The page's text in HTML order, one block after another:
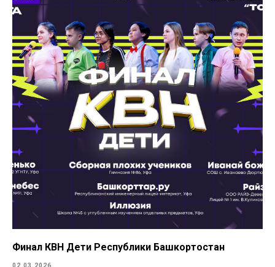
Финал КВН Дети Республики Башкортостан
02.03.2026